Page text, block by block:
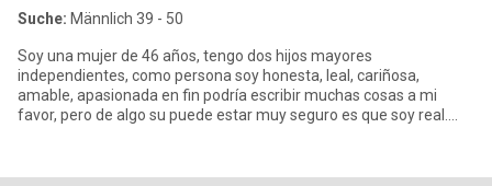
Suche: Männlich 39 - 50
Soy una mujer de 46 años, tengo dos hijos mayores
independientes, como persona soy honesta, leal, cariñosa,
amable, apasionada en fin podría escribir muchas cosas a mi
favor, pero de algo su puede estar muy seguro es que soy real.